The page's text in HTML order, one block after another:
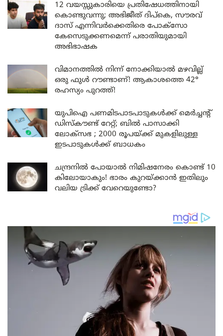
12 വയസ്സുകാരിയെ പ്രതിഷേധത്തിനായി
കൊണ്ടുവന്നു; അഭിജീത് ദിപ്കെ, സൗരവ്
ദാസ് എന്നിവർക്കെതിരെ പോക്സോ
കേസെടുക്കണമെന്ന് പരാതിയുമായി
അഭിഭാഷക
വിമാനത്തിൽ നിന്ന് നോക്കിയാൽ മഴവില്ല്
ഒരു ഫുൾ റൗണ്ടാണ്! ആകാശത്തെ 42°
രഹസ്യം പുറത്ത്!
യുപിഐ പണമിടപാടപാടുകൾക്ക് മെർച്ചന്റ്
ഡിസ്കൗണ്ട് റേറ്റ്; ബിൽ പാസാക്കി
ലോക്സഭ ; 2000 രൂപയ്ക്ക് മുകളിലുള്ള
ഇടപാടുകൾക്ക് ബാധകം
ചന്ദ്രനിൽ പോയാൽ നിമിഷനേരം കൊണ്ട് 10
കിലോയാകും! ഭാരം കുറയ്ക്കാൻ ഇതിലും
വലിയ ട്രിക്ക് വേറെയുണ്ടോ?